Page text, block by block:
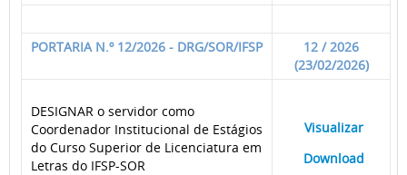
PORTARIA N.º 12/2026 - DRG/SOR/IFSP
12 / 2026
(23/02/2026)
DESIGNAR o servidor como
Coordenador Institucional de Estágios
do Curso Superior de Licenciatura em
Letras do IFSP-SOR
Visualizar
Download